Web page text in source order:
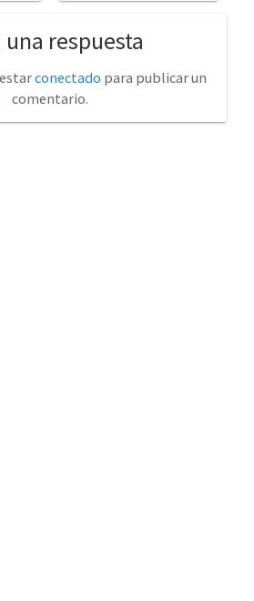
una respuesta
conectado para publicar un
comentario.